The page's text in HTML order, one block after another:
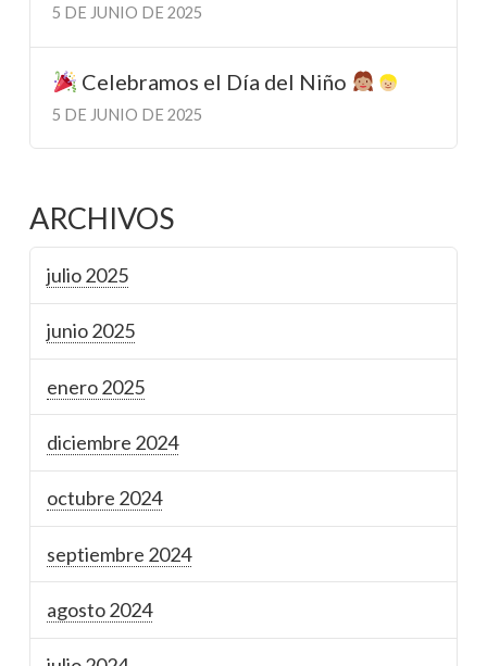
5 DE JUNIO DE 2025
Celebramos el Día del Niño
5 DE JUNIO DE 2025
ARCHIVOS
julio 2025
junio 2025
enero 2025
diciembre 2024
octubre 2024
septiembre 2024
agosto 2024